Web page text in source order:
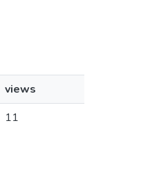
views
11